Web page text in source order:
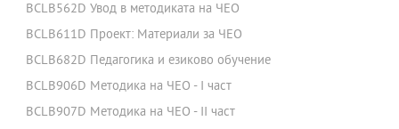
BCLB562D Увод в методиката на ЧЕО
BCLB611D Проект: Материали за ЧЕО
BCLB682D Педагогика и езиково обучение
BCLB906D Методика на ЧЕО - I част
BCLB907D Методика на ЧЕО - II част